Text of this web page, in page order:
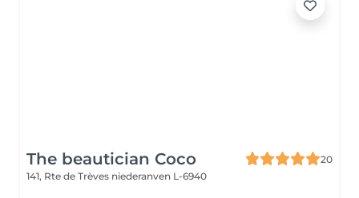
The beautician Coco
20
141, Rte de Trèves niederanven L-6940